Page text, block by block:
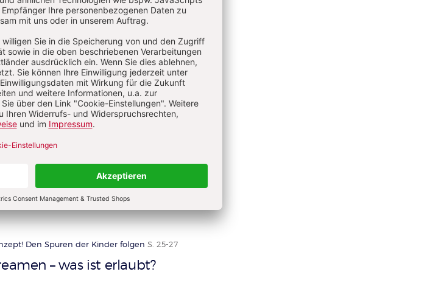
war langjährige Kita-Leiterin und arbeitet
Ev.-Luth. Kirchenkreis Nordfriesland. Einer
Entwicklung von Schutzkonzepten
Kitas.
Schutz beginnt mit
DE JUAN
Den Spuren der Kinder folgen S. 25-27
– was ist erlaubt?